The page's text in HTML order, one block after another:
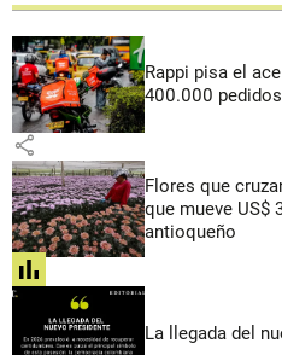
Rappi pisa el
400.000
share
Flores que
que mueve US$
antioqueño
share
La llegada del